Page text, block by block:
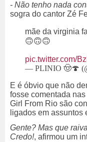
- Não tenho nada
sogra do cantor Zé
mãe da virginia
🙃🙃🙃
pic.twitter.com/
— PLINIO 🤠🍄
E é óbvio que não
fosse comentada
Girl From Rio são
ligados em assuntos
Gente? Mas que
Credo!, afirmou um